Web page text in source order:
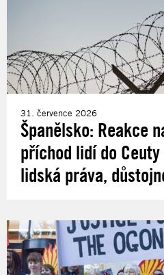
31. července 2026
Španělsko: Reakce
příchod lidí do
lidská práva,